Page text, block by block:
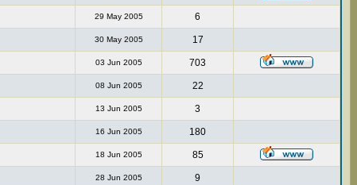
29 May 2005 6
30 May 2005 17
03 Jun 2005 703
08 Jun 2005 22
13 Jun 2005 3
16 Jun 2005 180
18 Jun 2005 85
28 Jun 2005 9